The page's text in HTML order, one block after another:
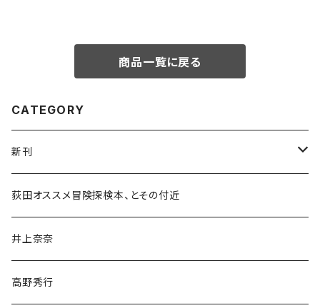
商品一覧に戻る
CATEGORY
新刊
和書
文学・小説・物語
随筆・ノンフィクション・その他
荻田オススメ冒険探検本、とその付近
井上奈奈
高野秀行